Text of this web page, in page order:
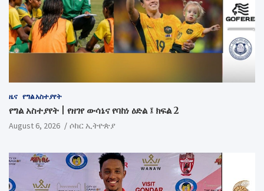
ዜና የግል አስተያየት
የግል አስተያየት | የዘገየ ውሳኔና የባከነ ዕድል ፤ ክፍል 2
August 6, 2026 ሶከር ኢትዮጵያ